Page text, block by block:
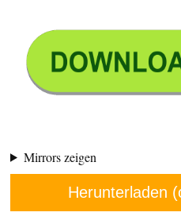
Mirrors zeigen
Herunterladen